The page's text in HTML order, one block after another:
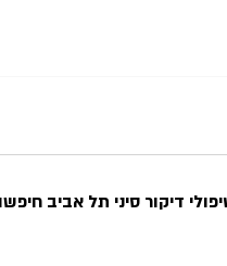
דיקור סיני תל אביב